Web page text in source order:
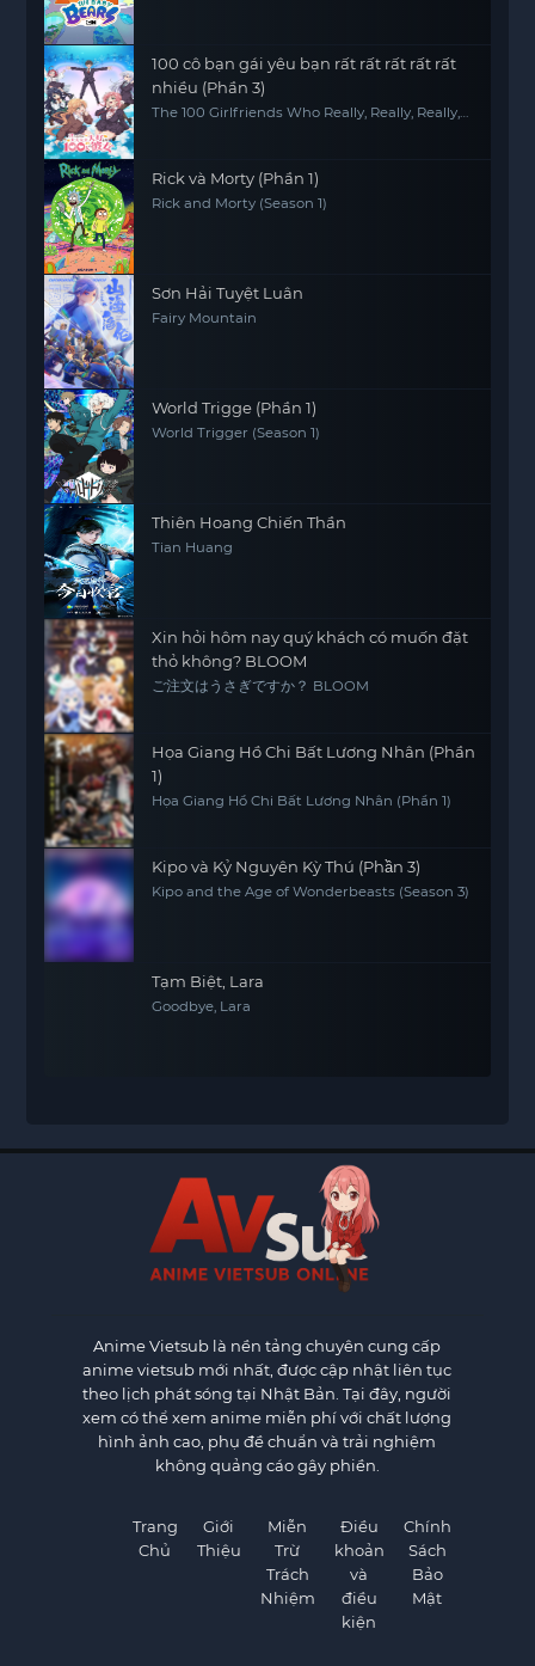
100 cô bạn gái yêu bạn rất rất rất rất rất
nhiều (Phần 3)
The 100 Girlfriends Who Really, Really, Really,
Rick và Morty (Phần 1)
Rick and Morty (Season 1)
Sơn Hải Tuyệt Luân
Fairy Mountain
World Trigge (Phần 1)
World Trigger (Season 1)
Thiên Hoang Chiến Thần
Tian Huang
Xin hỏi hôm nay quý khách có muốn đặt
thỏ không? BLOOM
ご注文はうさぎですか？ BLOOM
Họa Giang Hồ Chi Bất Lương Nhân (Phần
1)
Họa Giang Hồ Chi Bất Lương Nhân (Phần 1)
Kipo và Kỷ Nguyên Kỳ Thú (Phần 3)
Kipo and the Age of Wonderbeasts (Season 3)
Tạm Biệt, Lara
Goodbye, Lara
Anime Vietsub là nền tảng chuyên cung cấp
anime vietsub mới nhất, được cập nhật liên tục
theo lịch phát sóng tại Nhật Bản. Tại đây, người
xem có thể xem anime miễn phí với chất lượng
hình ảnh cao, phụ đề chuẩn và trải nghiệm
không quảng cáo gây phiền.
Trang
Chủ
Giới
Thiệu
Miễn
Trừ
Trách
Nhiệm
Điều
khoản
và
điều
kiện
Chính
Sách
Bảo
Mật